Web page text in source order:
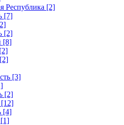
Республика [2]
[7]
[2]
[8]
[3]
[2]
[12]
[4]